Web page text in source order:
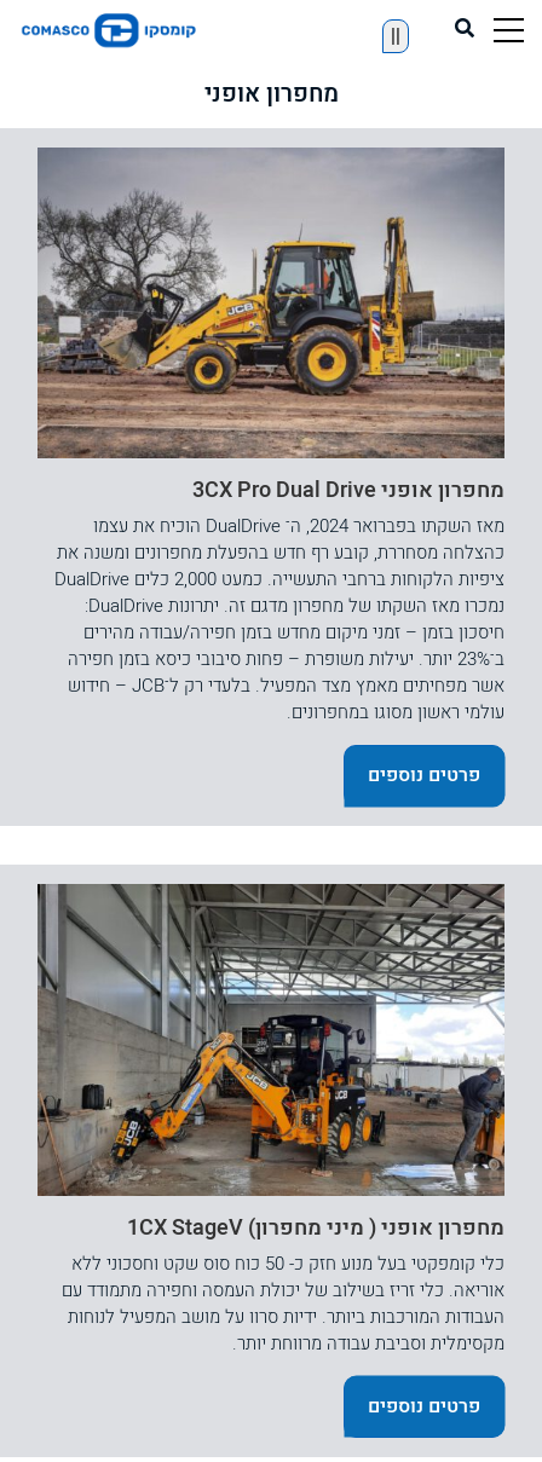
||
מחפרון אופני
מחפרון אופני 3CX Pro Dual Drive
מאז השקתו בפברואר 2024, ה־ DualDrive הוכיח את עצמו
כהצלחה מסחררת, קובע רף חדש בהפעלת מחפרונים ומשנה את
ציפיות הלקוחות ברחבי התעשייה. כמעט 2,000 כלים DualDrive
נמכרו מאז השקתו של מחפרון מדגם זה. יתרונות DualDrive:
חיסכון בזמן – זמני מיקום מחדש בזמן חפירה/עבודה מהירים
ב־23% יותר. יעילות משופרת – פחות סיבובי כיסא בזמן חפירה
אשר מפחיתים מאמץ מצד המפעיל. בלעדי רק ל־JCB – חידוש
עולמי ראשון מסוגו במחפרונים.
פרטים נוספים
מחפרון אופני ( מיני מחפרון) 1CX StageV
כלי קומפקטי בעל מנוע חזק כ- 50 כוח סוס שקט וחסכוני ללא
אוריאה. כלי זריז בשילוב של יכולת העמסה וחפירה מתמודד עם
העבודות המורכבות ביותר. ידיות סרוו על מושב המפעיל לנוחות
מקסימלית וסביבת עבודה מרווחת יותר.
פרטים נוספים